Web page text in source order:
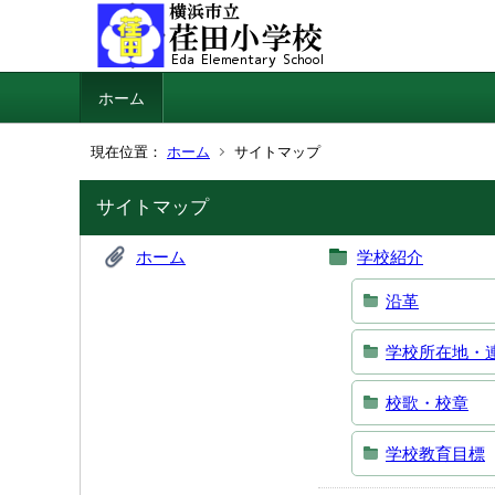
ホーム
現在位置： ホーム サイトマップ
サイトマップ
ホーム 学校紹介
沿革
学校所在地・
校歌・校章
学校教育目標